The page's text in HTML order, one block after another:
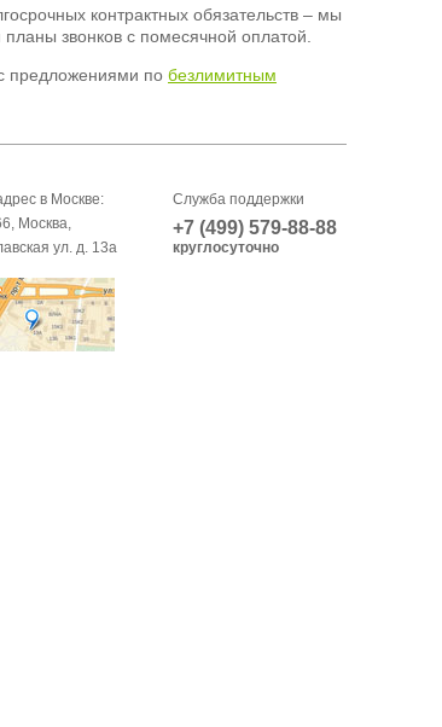
контрактных обязательств – мы
звонков с помесячной оплатой.
предложениями по безлимитным
в Москве:
Москва,
ул. д. 13а
Служба поддержки
+7 (499) 579-88-88
круглосуточно